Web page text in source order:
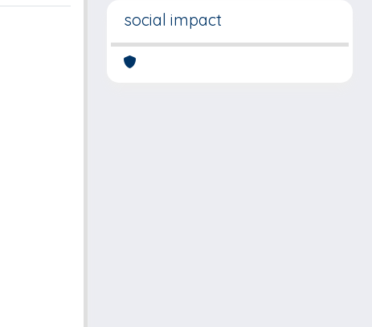
social impact